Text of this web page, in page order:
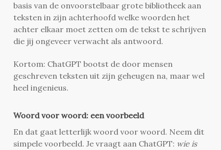
basis van de onvoorstelbaar grote bibliotheek aan
teksten in zijn achterhoofd welke woorden het
achter elkaar moet zetten om de tekst te schrijven
die jij ongeveer verwacht als antwoord.
Kortom: ChatGPT bootst de door mensen
geschreven teksten uit zijn geheugen na, maar wel
heel ingenieus.
Woord voor woord: een voorbeeld
En dat gaat letterlijk woord voor woord. Neem dit
simpele voorbeeld. Je vraagt aan ChatGPT: wie is